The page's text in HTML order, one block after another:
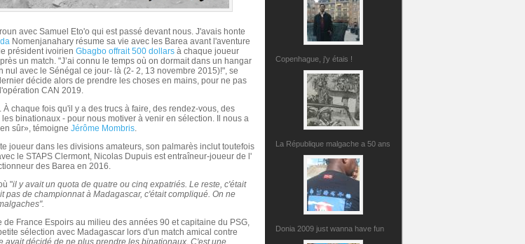
Copenhague, j'y étais !
La République malgache a 50 ans
Donia 2009 just wanna have fun
avec Samuel Eto'o qui est passé devant nous. J'avais honte
Nomenjanahary résume sa vie avec les Barea avant l'aventure
président ivoirien Gbagbo offrait 500 dollars à chaque joueur
un match. "J’ai connu le temps où on dormait dans un hangar
nul avec le Sénégal ce jour- là (2- 2, 13 novembre 2015)!", se
décide alors de prendre les choses en mains, pour ne pas
CAN 2019.
chaque fois qu'il y a des trucs à faire, des rendez-vous, des
binationaux - pour nous motiver à venir en sélection. Il nous a
sûr», témoigne Jérôme Mombris
joueur dans les divisions amateurs, son palmarès inclut toutefois
le STAPS Clermont, Nicolas Dupuis est entraîneur-joueur de l'
des Barea en 2016.
"il y avait un quota de quatre ou cinq expatriés. Le reste, c'était
pas de championnat à Madagascar, c'était compliqué. On ne
de France Espoirs au milieu des années 90 et capitaine du PSG,
sélection avec Madagascar lors d'un match amical contre
avait décidé de ne plus prendre les binationaux C'est une